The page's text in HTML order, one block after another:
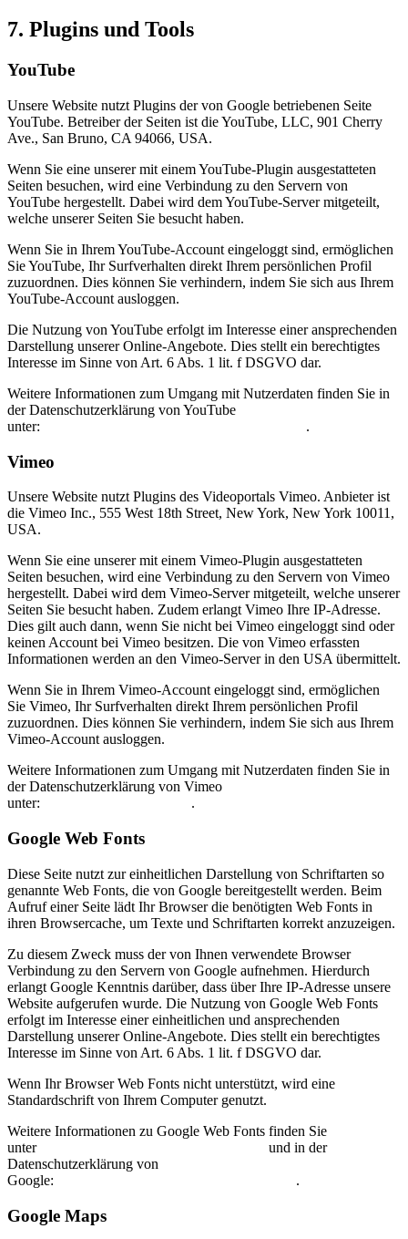
7. Plugins und Tools
YouTube
Unsere Website nutzt Plugins der von Google betriebenen Seite
YouTube. Betreiber der Seiten ist die YouTube, LLC, 901 Cherry
Ave., San Bruno, CA 94066, USA.
Wenn Sie eine unserer mit einem YouTube-Plugin ausgestatteten
Seiten besuchen, wird eine Verbindung zu den Servern von
YouTube hergestellt. Dabei wird dem YouTube-Server mitgeteilt,
welche unserer Seiten Sie besucht haben.
Wenn Sie in Ihrem YouTube-Account eingeloggt sind, ermöglichen
Sie YouTube, Ihr Surfverhalten direkt Ihrem persönlichen Profil
zuzuordnen. Dies können Sie verhindern, indem Sie sich aus Ihrem
YouTube-Account ausloggen.
Die Nutzung von YouTube erfolgt im Interesse einer ansprechenden
Darstellung unserer Online-Angebote. Dies stellt ein berechtigtes
Interesse im Sinne von Art. 6 Abs. 1 lit. f DSGVO dar.
Weitere Informationen zum Umgang mit Nutzerdaten finden Sie in
der Datenschutzerklärung von YouTube
unter:
.
Vimeo
Unsere Website nutzt Plugins des Videoportals Vimeo. Anbieter ist
die Vimeo Inc., 555 West 18th Street, New York, New York 10011,
USA.
Wenn Sie eine unserer mit einem Vimeo-Plugin ausgestatteten
Seiten besuchen, wird eine Verbindung zu den Servern von Vimeo
hergestellt. Dabei wird dem Vimeo-Server mitgeteilt, welche unserer
Seiten Sie besucht haben. Zudem erlangt Vimeo Ihre IP-Adresse.
Dies gilt auch dann, wenn Sie nicht bei Vimeo eingeloggt sind oder
keinen Account bei Vimeo besitzen. Die von Vimeo erfassten
Informationen werden an den Vimeo-Server in den USA übermittelt.
Wenn Sie in Ihrem Vimeo-Account eingeloggt sind, ermöglichen
Sie Vimeo, Ihr Surfverhalten direkt Ihrem persönlichen Profil
zuzuordnen. Dies können Sie verhindern, indem Sie sich aus Ihrem
Vimeo-Account ausloggen.
Weitere Informationen zum Umgang mit Nutzerdaten finden Sie in
der Datenschutzerklärung von Vimeo
unter:
.
Google Web Fonts
Diese Seite nutzt zur einheitlichen Darstellung von Schriftarten so
genannte Web Fonts, die von Google bereitgestellt werden. Beim
Aufruf einer Seite lädt Ihr Browser die benötigten Web Fonts in
ihren Browsercache, um Texte und Schriftarten korrekt anzuzeigen.
Zu diesem Zweck muss der von Ihnen verwendete Browser
Verbindung zu den Servern von Google aufnehmen. Hierdurch
erlangt Google Kenntnis darüber, dass über Ihre IP-Adresse unsere
Website aufgerufen wurde. Die Nutzung von Google Web Fonts
erfolgt im Interesse einer einheitlichen und ansprechenden
Darstellung unserer Online-Angebote. Dies stellt ein berechtigtes
Interesse im Sinne von Art. 6 Abs. 1 lit. f DSGVO dar.
Wenn Ihr Browser Web Fonts nicht unterstützt, wird eine
Standardschrift von Ihrem Computer genutzt.
Weitere Informationen zu Google Web Fonts finden Sie
unter
und in der
Datenschutzerklärung von
Google:
.
Google Maps